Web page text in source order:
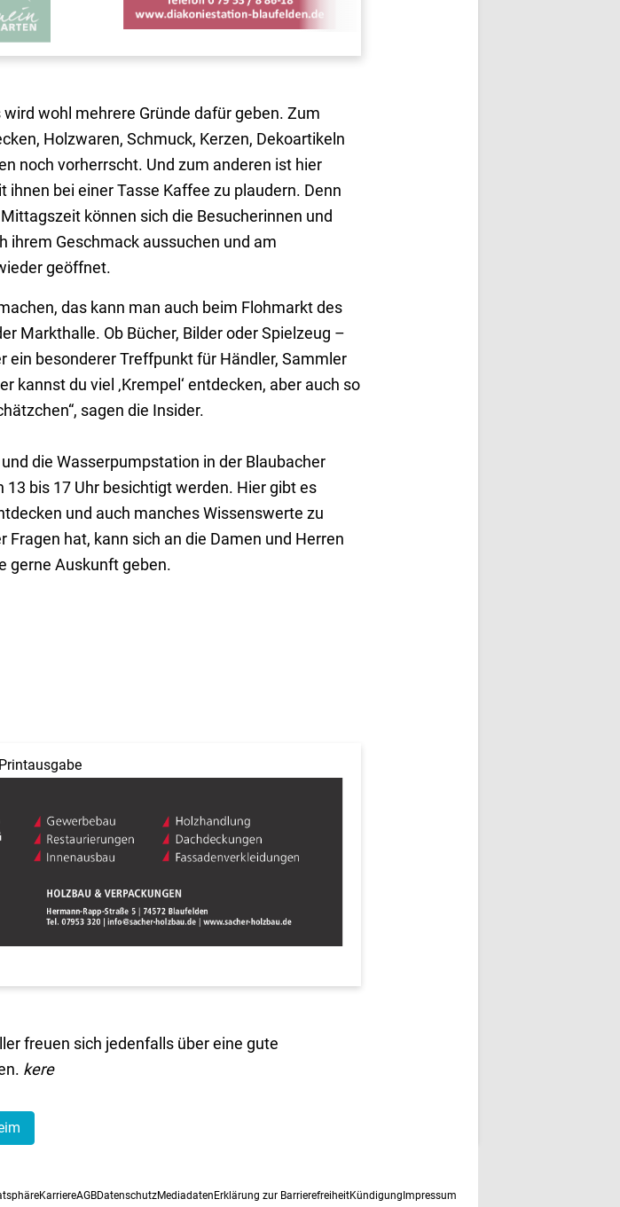
wohl mehrere Gründe dafür geben. Zum
Holzwaren, Schmuck, Kerzen, Dekoartikeln
noch vorherrscht. Und zum anderen ist hier
bei einer Tasse Kaffee zu plaudern. Denn
können sich die Besucherinnen und
ihrem Geschmack aussuchen und am
geöffnet.
das kann man auch beim Flohmarkt des
Markthalle. Ob Bücher, Bilder oder Spielzeug –
ein besonderer Treffpunkt für Händler, Sammler
kannst du viel ‚Krempel‘ entdecken, aber auch so
sagen die Insider.
die Wasserpumpstation in der Blaubacher
13 bis 17 Uhr besichtigt werden. Hier gibt es
und auch manches Wissenswerte zu
Fragen hat, kann sich an die Damen und Herren
gerne Auskunft geben.
freuen sich jedenfalls über eine gute
kere
KarriereAGBDatenschutzMediadaten Erklärung zur BarrierefreiheitKündigung Impressum